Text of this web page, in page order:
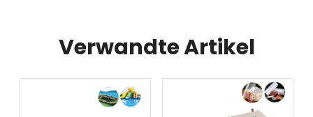
Verwandte Artikel